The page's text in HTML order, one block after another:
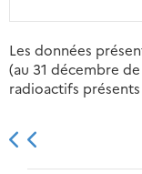
Les données
(au 31 décembre
radioactifs